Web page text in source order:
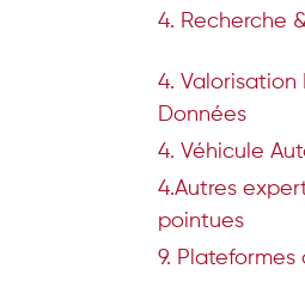
4. Recherche
4. Valorisation
Données
4. Véhicule
4.Autres
pointues
9. Plateformes